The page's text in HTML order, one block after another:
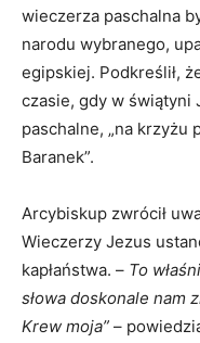
wieczerza paschalna
narodu wybranego,
egipskiej. Podkreślił,
czasie, gdy w świątyni
paschalne, „na krzyżu
Baranek”.
Arcybiskup zwrócił
Wieczerzy Jezus
kapłaństwa. – To
słowa doskonale nam
Krew moja” –